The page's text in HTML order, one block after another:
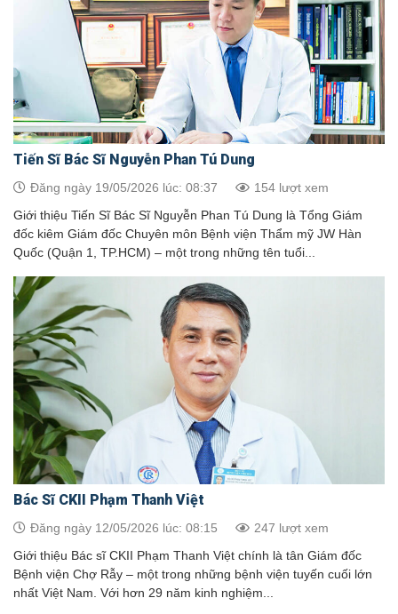
Tiến Sĩ Bác Sĩ Nguyễn Phan Tú Dung
Đăng ngày 19/05/2026 lúc: 08:37 154 lượt xem
Giới thiệu Tiến Sĩ Bác Sĩ Nguyễn Phan Tú Dung là Tổng Giám
đốc kiêm Giám đốc Chuyên môn Bệnh viện Thẩm mỹ JW Hàn
Quốc (Quận 1, TP.HCM) – một trong những tên tuổi...
Bác Sĩ CKII Phạm Thanh Việt
Đăng ngày 12/05/2026 lúc: 08:15 247 lượt xem
Giới thiệu Bác sĩ CKII Phạm Thanh Việt chính là tân Giám đốc
Bệnh viện Chợ Rẫy – một trong những bệnh viện tuyến cuối lớn
nhất Việt Nam. Với hơn 29 năm kinh nghiệm...